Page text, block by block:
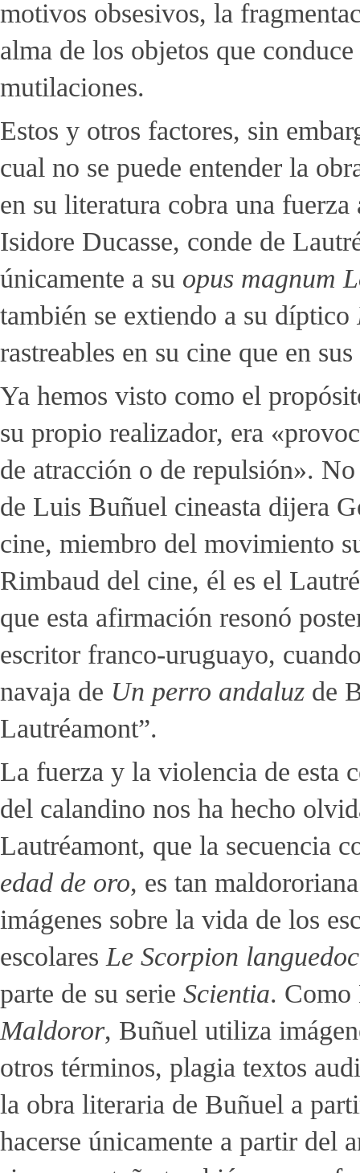
motivos obsesivos, la
alma de los objetos que
mutilaciones.
Estos y otros factores, sin
cual no se puede entender la
en su literatura cobra una
Isidore Ducasse, conde de
únicamente a su opus magnum
también se extiendo a su díptico
rastreables en su cine que en
Ya hemos visto como el
su propio realizador, era
de atracción o de repulsión».
de Luis Buñuel cineasta dijera
cine, miembro del movimiento
Rimbaud del cine, él es el
que esta afirmación resonó
escritor franco-uruguayo,
navaja de Un perro andaluz de
Lautréamont”.
La fuerza y la violencia de esta
del calandino nos ha hecho
Lautréamont, que la secuencia
edad de oro, es tan
imágenes sobre la vida de los
escolares Le Scorpion
parte de su serie Scientia.
Maldoror, Buñuel utiliza
otros términos, plagia textos
la obra literaria de Buñuel a
hacerse únicamente a partir del